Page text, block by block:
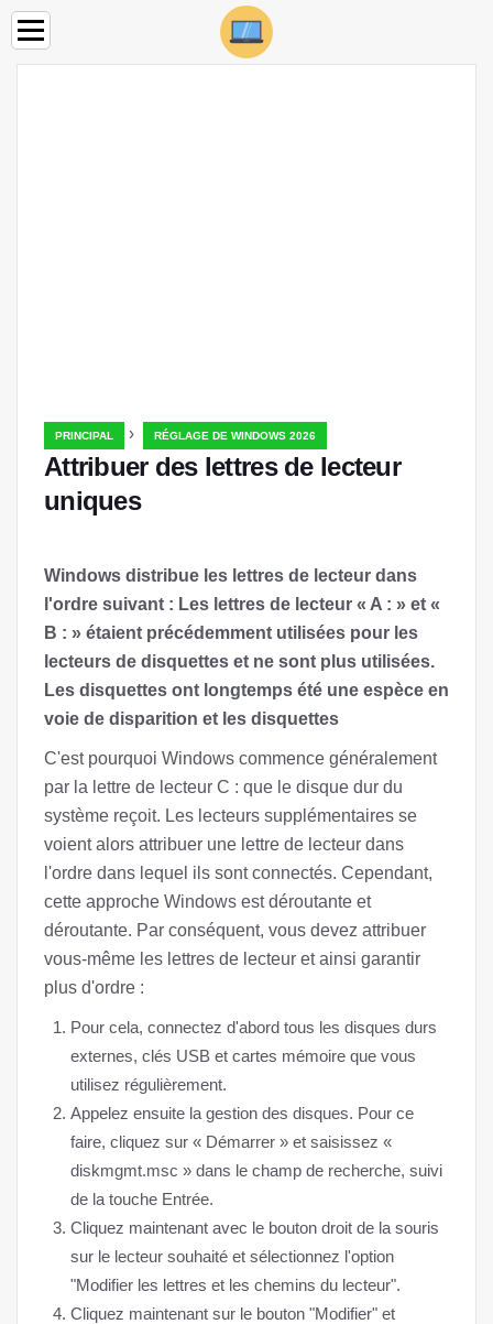
PRINCIPAL › RÉGLAGE DE WINDOWS 2026
Attribuer des lettres de lecteur
uniques
Windows distribue les lettres de lecteur dans
l'ordre suivant : Les lettres de lecteur « A : » et «
B : » étaient précédemment utilisées pour les
lecteurs de disquettes et ne sont plus utilisées.
Les disquettes ont longtemps été une espèce en
voie de disparition et les disquettes
C'est pourquoi Windows commence généralement
par la lettre de lecteur C : que le disque dur du
système reçoit. Les lecteurs supplémentaires se
voient alors attribuer une lettre de lecteur dans
l'ordre dans lequel ils sont connectés. Cependant,
cette approche Windows est déroutante et
déroutante. Par conséquent, vous devez attribuer
vous-même les lettres de lecteur et ainsi garantir
plus d'ordre :
Pour cela, connectez d'abord tous les disques durs
externes, clés USB et cartes mémoire que vous
utilisez régulièrement.
Appelez ensuite la gestion des disques. Pour ce
faire, cliquez sur « Démarrer » et saisissez «
diskmgmt.msc » dans le champ de recherche, suivi
de la touche Entrée.
Cliquez maintenant avec le bouton droit de la souris
sur le lecteur souhaité et sélectionnez l'option
"Modifier les lettres et les chemins du lecteur".
Cliquez maintenant sur le bouton "Modifier" et